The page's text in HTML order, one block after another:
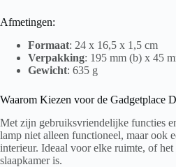
Afmetingen:
Formaat: 24 x 16,5 x 1,5 cm
Verpakking: 195 mm (b) x 45
Gewicht: 635 g
Waarom Kiezen voor de Gadgetplace
Met zijn gebruiksvriendelijke functies
lamp niet alleen functioneel, maar ook
interieur. Ideaal voor elke ruimte, of
slaapkamer is.